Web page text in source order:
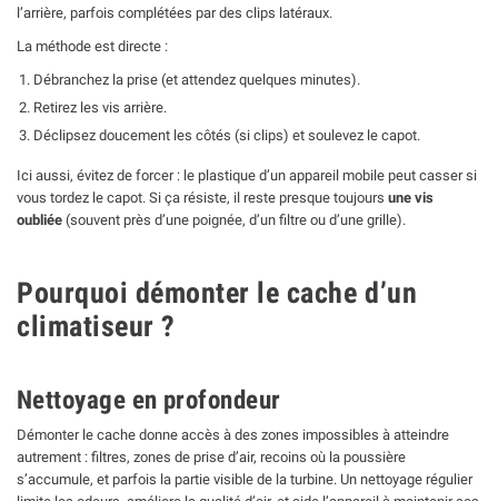
l’arrière, parfois complétées par des clips latéraux.
La méthode est directe :
Débranchez la prise (et attendez quelques minutes).
Retirez les vis arrière.
Déclipsez doucement les côtés (si clips) et soulevez le capot.
Ici aussi, évitez de forcer : le plastique d’un appareil mobile peut casser si
vous tordez le capot. Si ça résiste, il reste presque toujours une vis
oubliée (souvent près d’une poignée, d’un filtre ou d’une grille).
Pourquoi démonter le cache d’un
climatiseur ?
Nettoyage en profondeur
Démonter le cache donne accès à des zones impossibles à atteindre
autrement : filtres, zones de prise d’air, recoins où la poussière
s’accumule, et parfois la partie visible de la turbine. Un nettoyage régulier